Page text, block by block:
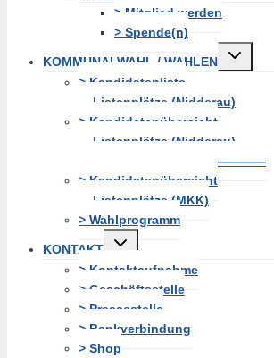
> Mitglied werden
> Spende(n)
KOMMUNALWAHL / WAHLEN
Untermenü
> Kandidatenliste
Listenplätze (Nidderau)
> Kandidatenübersicht
Listenplätze (Nidderau)
———————————————
> Kandidatenübersicht
Listenplätze (MKK)
> Wahlprogramm
KONTAKT
Untermenü
erweitern
> Kontaktaufnahme
> Geschäftsstelle
> Pressestelle
> Bankverbindung
> Shop